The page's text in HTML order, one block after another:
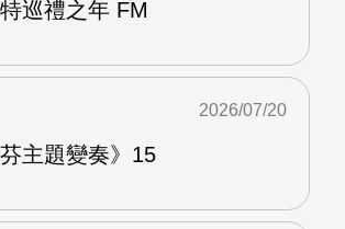
巡禮之年 FM
主題變奏》15
2026/07/20